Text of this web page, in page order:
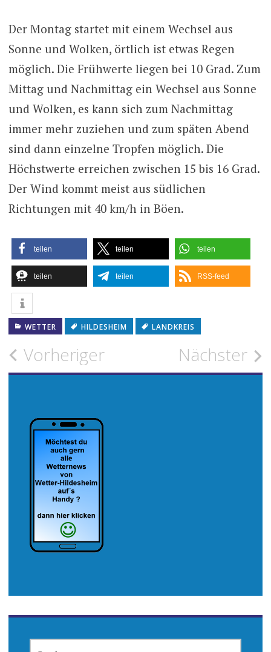
Der Montag startet mit einem Wechsel aus
Sonne und Wolken, örtlich ist etwas Regen
möglich. Die Frühwerte liegen bei 10 Grad. Zum
Mittag und Nachmittag ein Wechsel aus Sonne
und Wolken, es kann sich zum Nachmittag
immer mehr zuziehen und zum späten Abend
sind dann einzelne Tropfen möglich. Die
Höchstwerte erreichen zwischen 15 bis 16 Grad.
Der Wind kommt meist aus südlichen
Richtungen mit 40 km/h in Böen.
teilen teilen teilen
teilen teilen RSS-feed
WETTER HILDESHEIM LANDKREIS
Beitragsnavigation
Vorheriger Nächster